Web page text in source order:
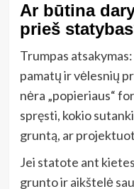
Ar būtina
prieš
Trumpas
pamatų ir vėlesnių
nėra „popieriaus“
spręsti, kokio
gruntą, ar
Jei statote ant
grunto ir aikštelė